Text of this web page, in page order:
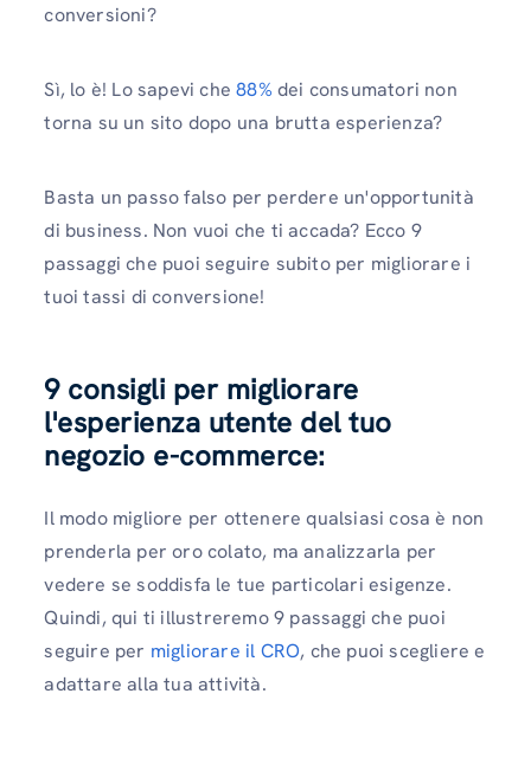
conversioni?
Sì, lo è! Lo sapevi che88% dei consumatori non
torna su un sito dopo una brutta esperienza?
Basta un passo falso per perdere un'opportunità
di business. Non vuoi che ti accada? Ecco 9
passaggi che puoi seguire subito per migliorare i
tuoi tassi di conversione!
9 consigli per migliorare
l'esperienza utente del tuo
negozio e-commerce:
Il modo migliore per ottenere qualsiasi cosa è non
prenderla per oro colato, ma analizzarla per
vedere se soddisfa le tue particolari esigenze.
Quindi, qui ti illustreremo 9 passaggi che puoi
seguire per migliorare il CRO, che puoi scegliere e
adattare alla tua attività.